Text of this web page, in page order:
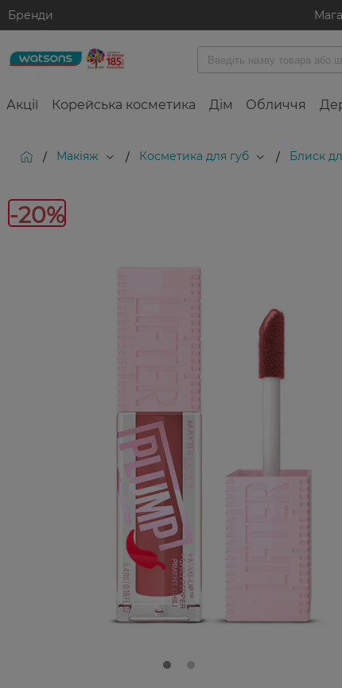
Бренди
Акції Корейська косметика Дім Обличчя
/ Макіяж / Косметика для губ / Блиск
-20%